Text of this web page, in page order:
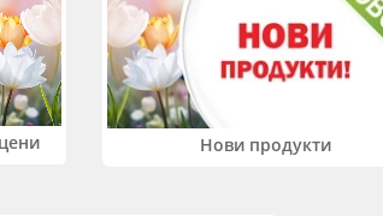
Нови продукти